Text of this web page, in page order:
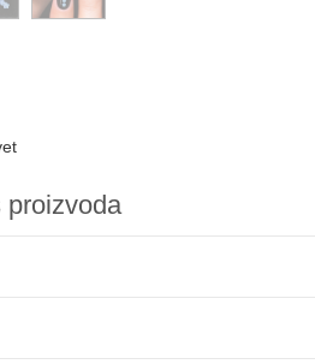
proizvoda